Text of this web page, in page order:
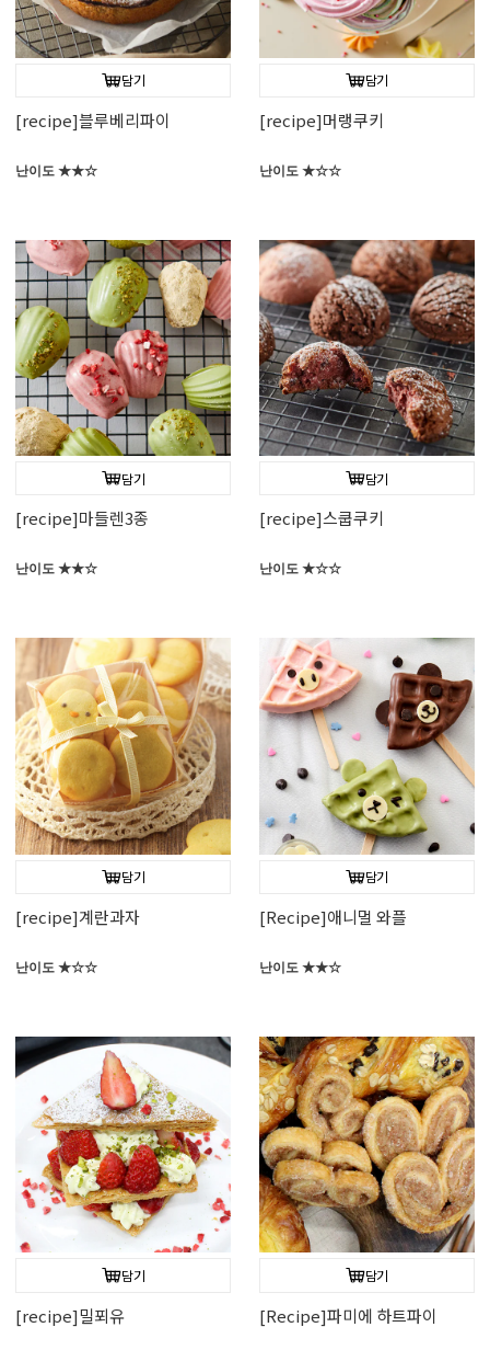
담기
[recipe]블루베리파이
난이도 ★★☆
담기
[recipe]머랭쿠키
난이도 ★☆☆
담기
[recipe]마들렌3종
난이도 ★★☆
담기
[recipe]스쿱쿠키
난이도 ★☆☆
담기
[recipe]계란과자
난이도 ★☆☆
담기
[Recipe]애니멀 와플
난이도 ★★☆
담기
[recipe]밀푀유
담기
[Recipe]파미에 하트파이